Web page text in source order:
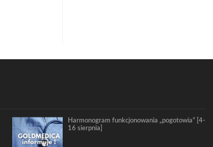
Harmonogram funkcjonowania „pogotowia” [4-
16 sierpnia]